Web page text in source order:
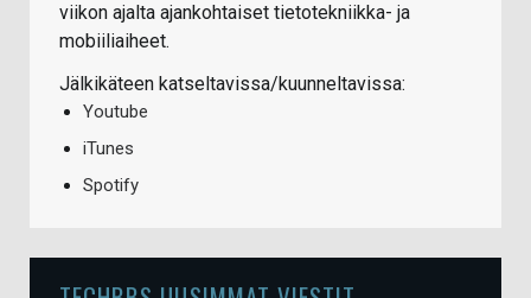
viikon ajalta ajankohtaiset tietotekniikka- ja
mobiiliaiheet.
Jälkikäteen katseltavissa/kuunneltavissa:
Youtube
iTunes
Spotify